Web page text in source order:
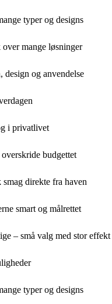
typer og designs
mange løsninger
og anvendelse
i privatlivet
budgettet
direkte fra haven
smart og målrettet
– små valg med stor effekt
typer og designs